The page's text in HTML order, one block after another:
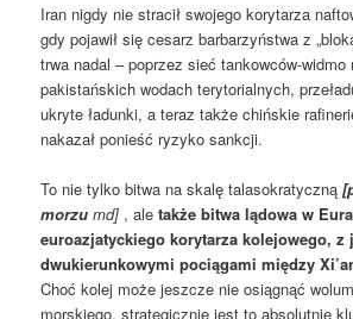
Iran nigdy nie stracił swojego korytarza
gdy pojawił się cesarz barbarzyństwa z
trwa nadal – poprzez sieć tankowców-
pakistańskich wodach terytorialnych,
ukryte ładunki, a teraz także chińskie
nakazał ponieść ryzyko sankcji.
To nie tylko bitwa na skalę talasokratyczną
morzumd] , aletakże bitwa lądowa w
euroazjatyckiego korytarza kolejowego, z
dwukierunkowymi pociągami między
Choć kolej może jeszcze nie osiągnąć
morskiego, strategicznie jest to absolutnie